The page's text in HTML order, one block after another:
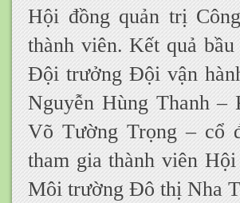
Hội đồng quản trị
thành viên. Kết quả
Đội trưởng Đội vận
Nguyễn Hùng Thanh –
Võ Tường Trọng – cổ
tham gia thành viên
Môi trường Đô thị Nha